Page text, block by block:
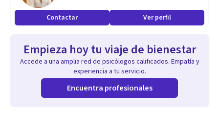
Si deseas concertar una cita, no dudes en ponerte en
Contactar Ver perfil
Empieza hoy tu viaje de bienestar
Accede a una amplia red de psicólogos calificados. Empatía y
experiencia a tu servicio.
Encuentra profesionales